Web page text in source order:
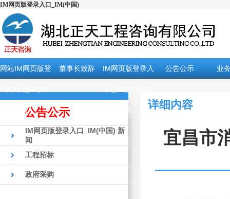
IM网页版登录入口_IM(中国)
网站IM网页版登
国)
董事长致辞 IM网页版登录入
况
公告公示 业
公告公示
IM网页版登录入口_IM(中国) 新
闻
工程招标
政府采购
详细内容
宜昌市